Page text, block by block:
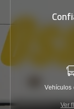
Vehículos
Ver